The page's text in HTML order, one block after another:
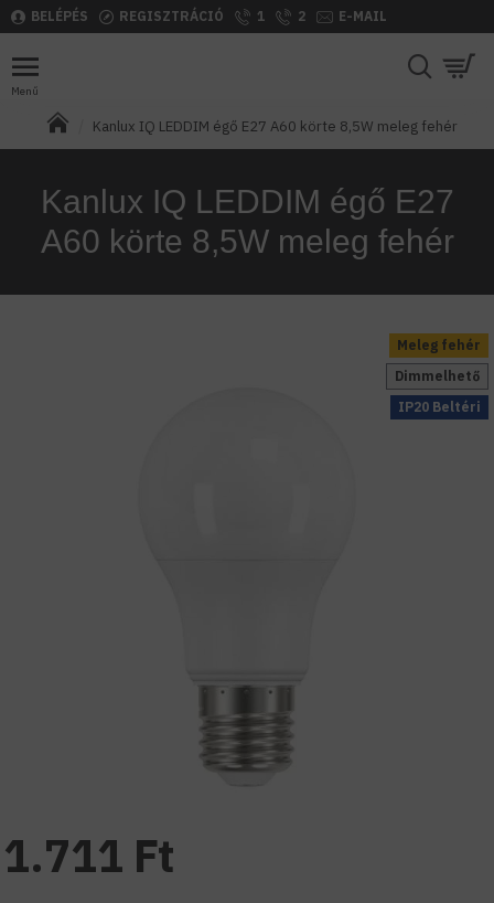
BELÉPÉS REGISZTRÁCIÓ 1 2 E-MAIL
Kanlux IQ LEDDIM égő E27 A60 körte 8,5W meleg fehér
Kanlux IQ LEDDIM égő E27
A60 körte 8,5W meleg fehér
Meleg fehér
IP20 Beltéri
Dimmelhető
1.711 Ft